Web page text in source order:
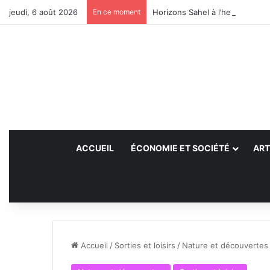
jeudi, 6 août 2026 En ce moment Horizons Sahel à l’heure du bilan
ACCUEIL ÉCONOMIE ET SOCIÉTÉ
Accueil / Sorties et loisirs / Nature et découvertes